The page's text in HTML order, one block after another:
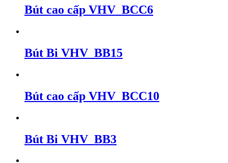
Bút cao cấp VHV_BCC6
Bút Bi VHV_BB15
Bút cao cấp VHV_BCC10
Bút Bi VHV_BB3